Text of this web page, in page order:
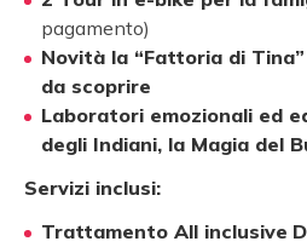
pagamento)
Novità la “Fattoria di
da scoprire
Laboratori emozionali ed
degli Indiani, la Magia del
Servizi inclusi:
Trattamento All inclusive